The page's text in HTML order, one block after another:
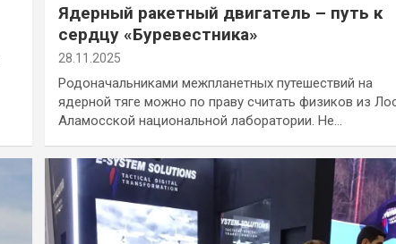
Ядерный ракетный двигатель – путь к
сердцу «Буревестника»
28.11.2025
Родоначальниками межпланетных путешествий на
ядерной тяге можно по праву считать физиков из
Аламосской национальной лаборатории. Не…